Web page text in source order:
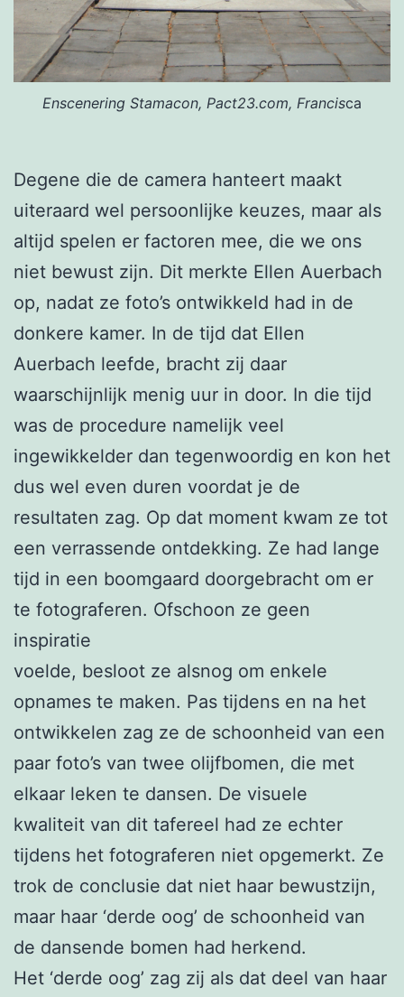
Enscenering Stamacon, Pact23.com, Francisca
Degene die de camera hanteert maakt
uiteraard wel persoonlijke keuzes, maar als
altijd spelen er factoren mee, die we ons
niet bewust zijn. Dit merkte Ellen Auerbach
op, nadat ze foto’s ontwikkeld had in de
donkere kamer. In de tijd dat Ellen
Auerbach leefde, bracht zij daar
waarschijnlijk menig uur in door. In die tijd
was de procedure namelijk veel
ingewikkelder dan tegenwoordig en kon het
dus wel even duren voordat je de
resultaten zag. Op dat moment kwam ze tot
een verrassende ontdekking. Ze had lange
tijd in een boomgaard doorgebracht om er
te fotograferen. Ofschoon ze geen
inspiratie
voelde, besloot ze alsnog om enkele
opnames te maken. Pas tijdens en na het
ontwikkelen zag ze de schoonheid van een
paar foto’s van twee olijfbomen, die met
elkaar leken te dansen. De visuele
kwaliteit van dit tafereel had ze echter
tijdens het fotograferen niet opgemerkt. Ze
trok de conclusie dat niet haar bewustzijn,
maar haar ‘derde oog’ de schoonheid van
de dansende bomen had herkend.
Het ‘derde oog’ zag zij als dat deel van haar